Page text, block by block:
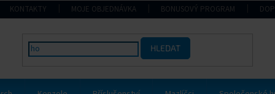
KONTAKTY MOJE OBJEDNÁVKA BONUSOVÝ PROGRAM
HLEDAT